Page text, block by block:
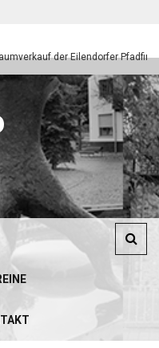
der Eilendorfer Pfadfinder